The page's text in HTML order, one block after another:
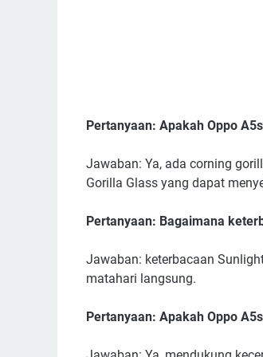
Pertanyaan: Apakah Oppo
Jawaban: Ya, ada corning
Gorilla Glass yang dapat
Pertanyaan: Bagaimana
Jawaban: keterbacaan
matahari langsung.
Pertanyaan: Apakah Oppo